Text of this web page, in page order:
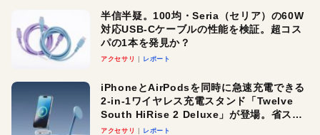
半信半疑。100均・Seria（セリア）の60W
対応USB-Cケーブルの性能を検証。超コス
パの1本を発見か？
アクセサリ レポート
iPhoneとAirPodsを同時に急速充電できる
2-in-1ワイヤレス充電スタンド「Twelve
South HiRise 2 Deluxe」が登場。省スペ
ースでおしゃれに充電したい人にオスス
アクセサリ レポート